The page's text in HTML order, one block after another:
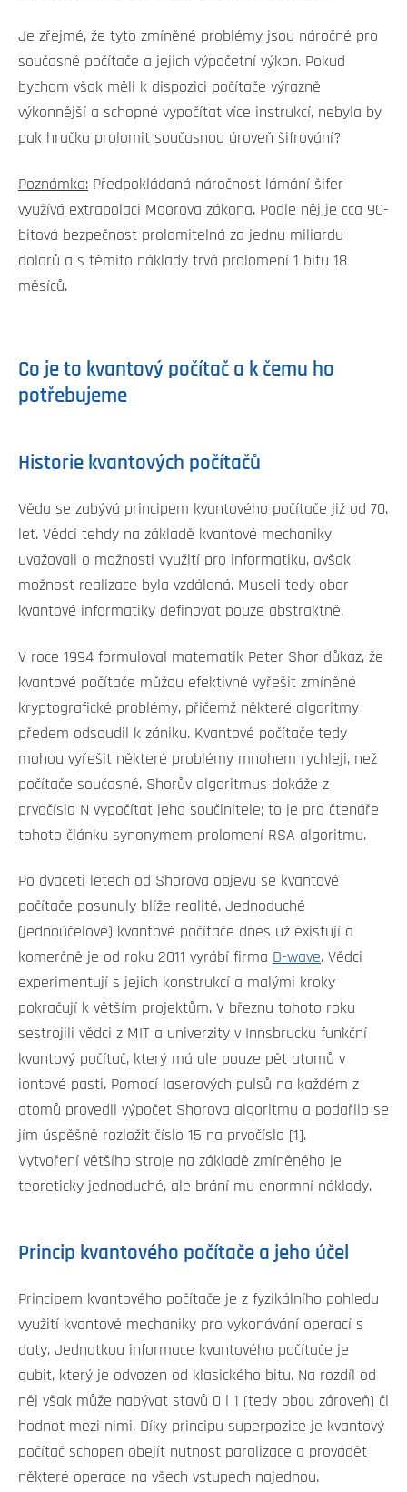
Je zřejmé, že tyto zmíněné problémy jsou náročné pro
současné počítače a jejich výpočetní výkon. Pokud
bychom však měli k dispozici počítače výrazně
výkonnější a schopné vypočítat více instrukcí, nebyla by
pak hračka prolomit současnou úroveň šifrování?
Poznámka: Předpokládaná náročnost lámání šifer
využívá extrapolaci Moorova zákona. Podle něj je cca 90-
bitová bezpečnost prolomitelná za jednu miliardu
dolarů a s těmito náklady trvá prolomení 1 bitu 18
měsíců.
Co je to kvantový počítač a k čemu ho
potřebujeme
Historie kvantových počítačů
Věda se zabývá principem kvantového počítače již od 70.
let. Vědci tehdy na základě kvantové mechaniky
uvažovali o možnosti využití pro informatiku, avšak
možnost realizace byla vzdálená. Museli tedy obor
kvantové informatiky definovat pouze abstraktně.
V roce 1994 formuloval matematik Peter Shor důkaz, že
kvantové počítače můžou efektivně vyřešit zmíněné
kryptografické problémy, přičemž některé algoritmy
předem odsoudil k zániku. Kvantové počítače tedy
mohou vyřešit některé problémy mnohem rychleji, než
počítače současné. Shorův algoritmus dokáže z
prvočísla N vypočítat jeho součinitele; to je pro čtenáře
tohoto článku synonymem prolomení RSA algoritmu.
Po dvaceti letech od Shorova objevu se kvantové
počítače posunuly blíže realitě. Jednoduché
(jednoúčelové) kvantové počítače dnes už existují a
komerčně je od roku 2011 vyrábí firma D-wave. Vědci
experimentují s jejich konstrukcí a malými kroky
pokračují k větším projektům. V březnu tohoto roku
sestrojili vědci z MIT a univerzity v Innsbrucku funkční
kvantový počítač, který má ale pouze pět atomů v
iontové pasti. Pomocí laserových pulsů na každém z
atomů provedli výpočet Shorova algoritmu a podařilo se
jím úspěšně rozložit číslo 15 na prvočísla [1].
Vytvoření většího stroje na základě zmíněného je
teoreticky jednoduché, ale brání mu enormní náklady.
Princip kvantového počítače a jeho účel
Principem kvantového počítače je z fyzikálního pohledu
využití kvantové mechaniky pro vykonávání operací s
daty. Jednotkou informace kvantového počítače je
qubit, který je odvozen od klasického bitu. Na rozdíl od
něj však může nabývat stavů 0 i 1 (tedy obou zároveň) či
hodnot mezi nimi. Díky principu superpozice je kvantový
počítač schopen obejít nutnost paralizace a provádět
některé operace na všech vstupech najednou.